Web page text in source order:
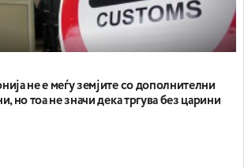
не е меѓу земјите со дополнителни
но тоа не значи дека тргува без царини